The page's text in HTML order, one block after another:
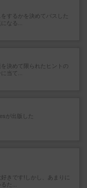
するかを決めてパスした
なる...
決めて限られたヒントの
当て...
が出版した
きです!しかし、あまりに
た...